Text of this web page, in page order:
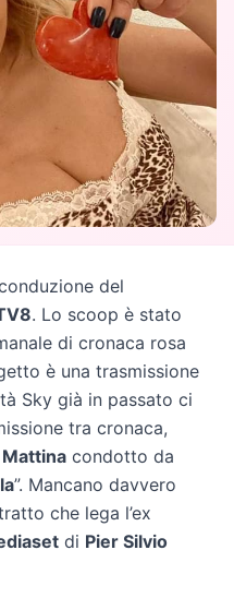
del
. Lo scoop è stato
di cronaca rosa
è una trasmissione
Sky già in passato ci
tra cronaca,
condotto da
”. Mancano davvero
che lega l’ex
di Pier Silvio